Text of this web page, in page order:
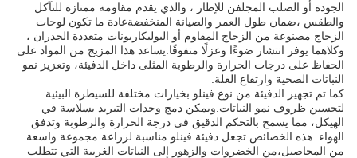
الجودة أو الصلب المجلفن للإطار ، والذي يقدم مقاومة ممتازة للتآكل
والطقس ،ضمان طول العمر والصيانة المنخفضةعادة ما تكون لوحات
الزجاج مصنوعة من الزجاج المقاوم أو البوليكاربونات متعددة الجدران ،
وكلاهما يوفر انتشار ضوءًا وعزلًا متفوقًا.يساعد هذا المزيج من المواد على
الحفاظ على درجات الحرارة والرطوبة المثلى داخل الدفيئة، وتعزيز نمو
النباتات الصحية وارتفاع الغلة.
كما تم تجهيز الدفيئة من نوع فينلو بخيارات مختلفة للسيطرة البيئية
لتحسين ظروف نمو النباتات.ويمكن دمج وحدات التبريد بسلاسة في
الهيكل، مما يسمح بالتحكم الدقيق في درجة الحرارة والرطوبة وتدفق
الهواء. هذه الخصائص تجعل دفيئة فينلو مناسبة لزراعة مجموعة واسعة
من المحاصيل،من الخضروات والزهور إلى النباتات الغريبة التي تتطلب